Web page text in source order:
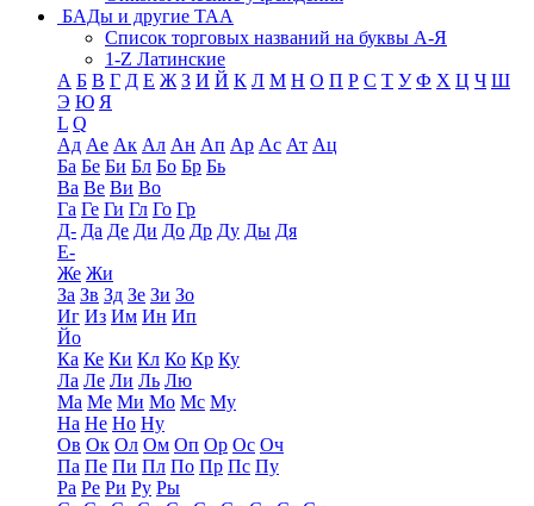
БАДы и другие ТАА
Список торговых названий на буквы А-Я
1-Z Латинские
А Б В Г Д Е Ж З И Й К Л М Н О П Р С Т У Ф Х Ц Ч Ш
Э Ю Я
L Q
Ад Ае Ак Ал Ан Ап Ар Ас Ат Ац
Ба Бе Би Бл Бо Бр Бь
Ва Ве Ви Во
Га Ге Ги Гл Го Гр
Д- Да Де Ди До Др Ду Ды Дя
Е-
Же Жи
За Зв Зд Зе Зи Зо
Иг Из Им Ин Ип
Йо
Ка Ке Ки Кл Ко Кр Ку
Ла Ле Ли Ль Лю
Ма Ме Ми Мо Мс Му
На Не Но Ну
Ов Ок Ол Ом Оп Ор Ос Оч
Па Пе Пи Пл По Пр Пс Пу
Ра Ре Ри Ру Ры